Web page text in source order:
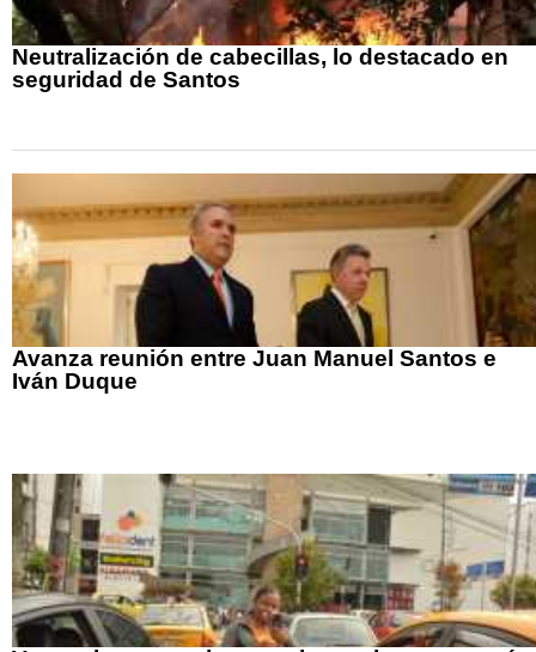
Neutralización de cabecillas, lo destacado en
seguridad de Santos
Avanza reunión entre Juan Manuel Santos e
Iván Duque